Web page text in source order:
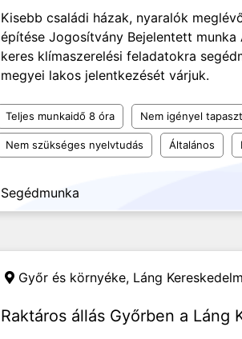
Kisebb családi házak, nyaralók
építése Jogosítvány Bejelentett
keres klímaszerelési feladatokra
megyei lakos jelentkezését várjuk.
Teljes munkaidő 8 óra Nem igényel
Nem szükséges nyelvtudás Általános
Segédmunka
Győr és környéke, Láng
Raktáros állás Győrben a Láng